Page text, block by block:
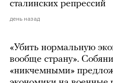
сталинских репрессий
день назад
«Убить нормальную
вообще страну».
«никчемными»